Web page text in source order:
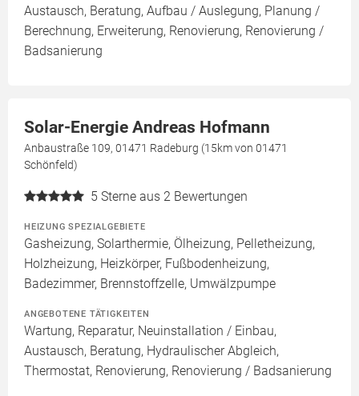
Austausch, Beratung, Aufbau / Auslegung, Planung /
Berechnung, Erweiterung, Renovierung, Renovierung /
Badsanierung
Solar-Energie Andreas Hofmann
Anbaustraße 109, 01471 Radeburg (15km von 01471
Schönfeld)
5 Sterne aus 2 Bewertungen
HEIZUNG SPEZIALGEBIETE
Gasheizung, Solarthermie, Ölheizung, Pelletheizung,
Holzheizung, Heizkörper, Fußbodenheizung,
Badezimmer, Brennstoffzelle, Umwälzpumpe
ANGEBOTENE TÄTIGKEITEN
Wartung, Reparatur, Neuinstallation / Einbau,
Austausch, Beratung, Hydraulischer Abgleich,
Thermostat, Renovierung, Renovierung / Badsanierung